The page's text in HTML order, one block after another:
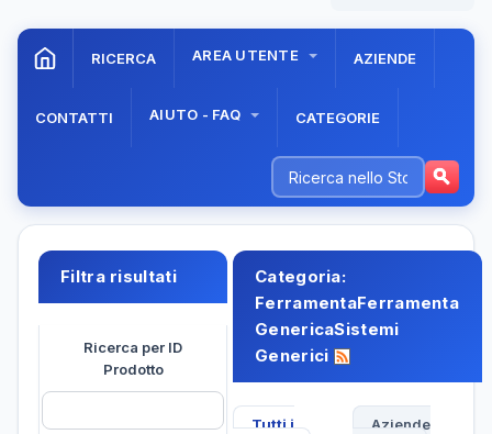
RICERCA AREA UTENTE AZIENDE
CONTATTI AIUTO - FAQ CATEGORIE
Filtra risultati
Ricerca per ID
Prodotto
Categoria:
FerramentaFerramenta
GenericaSistemi
Generici
Tutti i
Aziende